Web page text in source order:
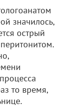
значилось,
острый
то время,